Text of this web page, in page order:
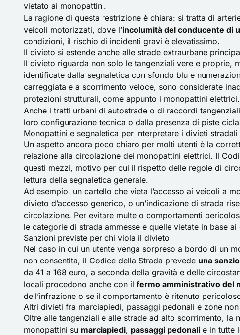
vietato ai monopattini.
La ragione di questa restrizione è chiara: si tratta di
veicoli motorizzati, dove l’incolumità del conducente di
condizioni, il rischio di incidenti gravi è elevatissimo.
Il divieto si estende anche alle strade extraurbane
Il divieto riguarda non solo le tangenziali vere e proprie,
identificate dalla segnaletica con sfondo blu e
carreggiata e a scorrimento veloce, sono considerate
protezioni strutturali, come appunto i monopattini elettrici.
Anche i tratti urbani di autostrade o di raccordi
loro configurazione tecnica o dalla presenza di piste
Monopattini e segnaletica per interpretare i divieti stradali
Un aspetto ancora poco chiaro per molti utenti è la
relazione alla circolazione dei monopattini elettrici. Il
questi mezzi, motivo per cui il rispetto delle regole di
lettura della segnaletica generale.
Ad esempio, un cartello che vieta l’accesso ai veicoli a
divieto d’accesso generico, o un’indicazione di strada
circolazione. Per evitare multe o comportamenti
le categorie di strada ammesse e quelle vietate in base ai
Sanzioni previste per chi viola il divieto
Nel caso in cui un utente venga sorpreso a bordo di un
non consentita, il Codice della Strada prevede una
da 41 a 168 euro, a seconda della gravità e delle
locali procedono anche con il fermo amministrativo del
dell’infrazione o se il comportamento è ritenuto
Altri divieti fra marciapiedi, passaggi pedonali e zone
Oltre alle tangenziali e alle strade ad alto scorrimento, la
monopattini su marciapiedi, passaggi pedonali e in tutte